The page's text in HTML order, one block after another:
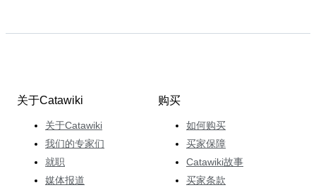
关于Catawiki
关于Catawiki
我们的专家们
就职
媒体报道
购买
如何购买
买家保障
Catawiki故事
买家条款